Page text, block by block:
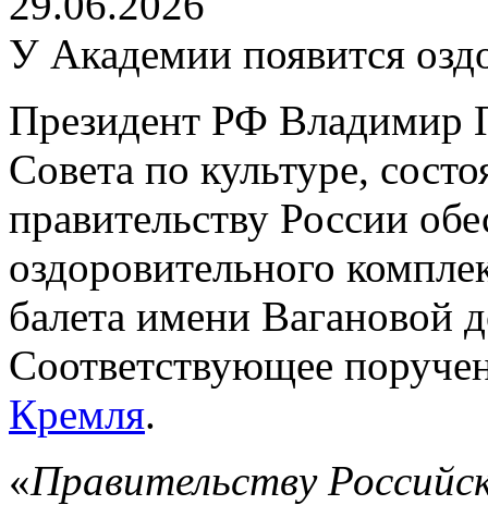
У Академии появится
Президент РФ Владимир
Совета по культуре,
правительству России
оздоровительного
балета имени Вагановой
Соответствующее
Кремля.
«Правительству